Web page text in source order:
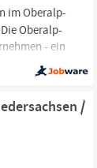
im Oberalp-
Oberalp-
- ein
Pomoca,
/